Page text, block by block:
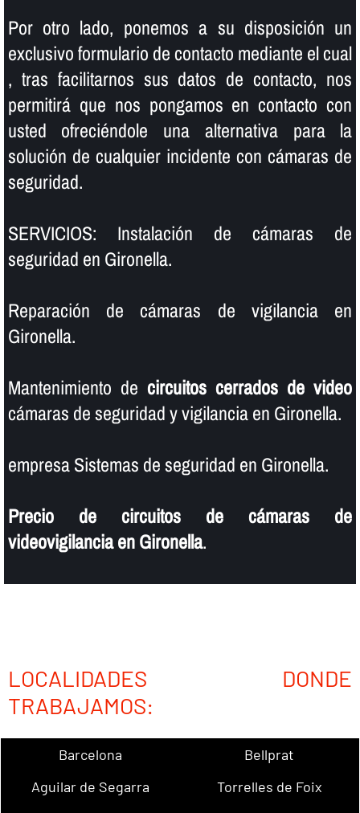
Por otro lado, ponemos a su disposición un
exclusivo formulario de contacto mediante el cual
, tras facilitarnos sus datos de contacto, nos
permitirá que nos pongamos en contacto con
usted ofreciéndole una alternativa para la
solución de cualquier incidente con cámaras de
seguridad.
SERVICIOS: Instalación de cámaras de
seguridad en Gironella.
Reparación de cámaras de vigilancia en
Gironella.
Mantenimiento de circuitos cerrados de video
cámaras de seguridad y vigilancia en Gironella.
empresa Sistemas de seguridad en Gironella.
Precio de circuitos de cámaras de
videovigilancia en Gironella.
LOCALIDADES DONDE
TRABAJAMOS:
Barcelona
Bellprat
Aguilar de Segarra
Torrelles de Foix